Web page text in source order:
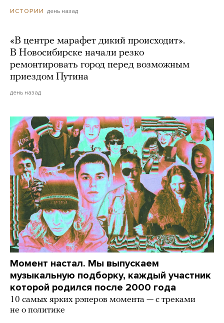
ИСТОРИИ день назад
«В центре марафет дикий происходит».
В Новосибирске начали резко
ремонтировать город перед возможным
приездом Путина
день назад
Момент настал. Мы выпускаем
музыкальную подборку, каждый участник
которой родился после 2000 года
10 самых ярких рэперов момента — с треками
не о политике